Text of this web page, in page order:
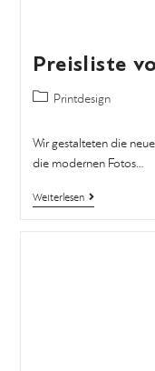
Preisliste
Printdesign
Wir gestalteten die
die modernen Fotos…
Weiterlesen